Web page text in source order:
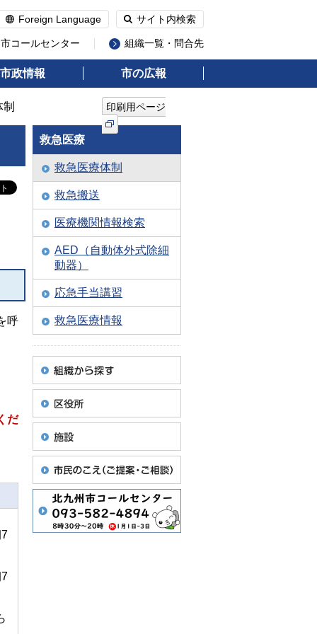
Foreign Language サイト内検索
コールセンター 組織一覧・問合先
市政情報 市の広報
印刷用ページ
呼
だ
救急医療
救急医療体制
救急搬送
医療機関情報検索
AED（自動体外式除細
動器）
応急手当講習
救急医療情報